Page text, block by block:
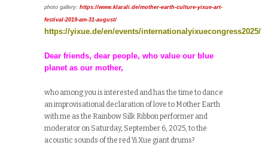
photo gallery: https://www.klarali.de/mother-earth-culture-yixue-art-
festival-2019-am-31-august/
https://yixue.de/en/events/internationalyixuecongress2025/
Dear friends, dear people, who value our blue
planet as our mother,
who among you is interested and has the time to dance
an improvisational declaration of love to Mother Earth
with me as the Rainbow Silk Ribbon performer and
moderator on Saturday, September 6, 2025, to the
acoustic sounds of the red Yi Xue giant drums?